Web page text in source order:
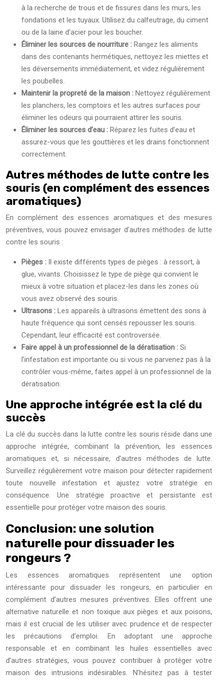
à la recherche de trous et de fissures dans les murs, les
fondations et les tuyaux. Utilisez du calfeutrage, du ciment
ou de la laine d’acier pour les boucher.
Éliminer les sources de nourriture : Rangez les aliments
dans des contenants hermétiques, nettoyez les miettes et
les déversements immédiatement, et videz régulièrement
les poubelles.
Maintenir la propreté de la maison : Nettoyez régulièrement
les planchers, les comptoirs et les autres surfaces pour
éliminer les odeurs qui pourraient attirer les souris.
Éliminer les sources d’eau : Réparez les fuites d’eau et
assurez-vous que les gouttières et les drains fonctionnent
correctement.
Autres méthodes de lutte contre les
souris (en complément des essences
aromatiques)
En complément des essences aromatiques et des mesures
préventives, vous pouvez envisager d’autres méthodes de lutte
contre les souris :
Pièges : Il existe différents types de pièges : à ressort, à
glue, vivants. Choisissez le type de piège qui convient le
mieux à votre situation et placez-les dans les zones où
vous avez observé des souris.
Ultrasons : Les appareils à ultrasons émettent des sons à
haute fréquence qui sont censés repousser les souris.
Cependant, leur efficacité est controversée.
Faire appel à un professionnel de la dératisation : Si
l’infestation est importante ou si vous ne parvenez pas à la
contrôler vous-même, faites appel à un professionnel de la
dératisation.
Une approche intégrée est la clé du
succès
La clé du succès dans la lutte contre les souris réside dans une
approche intégrée, combinant la prévention, les essences
aromatiques et, si nécessaire, d’autres méthodes de lutte.
Surveillez régulièrement votre maison pour détecter rapidement
toute nouvelle infestation et ajustez votre stratégie en
conséquence. Une stratégie proactive et persistante est
essentielle pour protéger votre maison des souris.
Conclusion: une solution
naturelle pour dissuader les
rongeurs ?
Les essences aromatiques représentent une option
intéressante pour dissuader les rongeurs, en particulier en
complément d’autres mesures préventives. Elles offrent une
alternative naturelle et non toxique aux pièges et aux poisons,
mais il est crucial de les utiliser avec prudence et de respecter
les précautions d’emploi. En adoptant une approche
responsable et en combinant les huiles essentielles avec
d’autres stratégies, vous pouvez contribuer à protéger votre
maison des intrusions indésirables. N’hésitez pas à tester